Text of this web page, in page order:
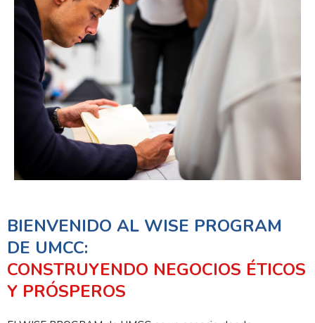
BIENVENIDO AL WISE PROGRAM
DE UMCC:
CONSTRUYENDO NEGOCIOS ÉTICOS
Y PRÓSPEROS